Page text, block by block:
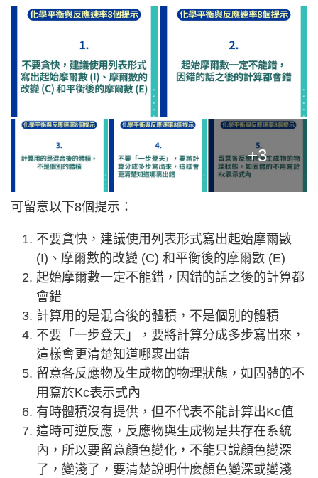
+3
可留意以下8個提示：
不要貪快，建議使用列表形式寫出起始摩爾數
(I)、摩爾數的改變 (C) 和平衡後的摩爾數 (E)
起始摩爾數一定不能錯，因錯的話之後的計算都
會錯
計算用的是混合後的體積，不是個別的體積
不要「一步登天」，要將計算分成多步寫岀來，
這樣會更清楚知道哪裹出錯
留意各反應物及生成物的物理狀態，如固體的不
用寫於Kc表示式內
有時體積沒有提供，但不代表不能計算出Kc值
這時可逆反應，反應物與生成物是共存在系統
內，所以要留意顏色變化，不能只說顏色變深
了，變淺了，要清楚說明什麼顏色變深或變淺